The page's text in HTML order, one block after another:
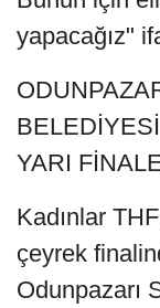
yapacağız"
YARI
Kadınlar
çeyrek
Odunpazarı